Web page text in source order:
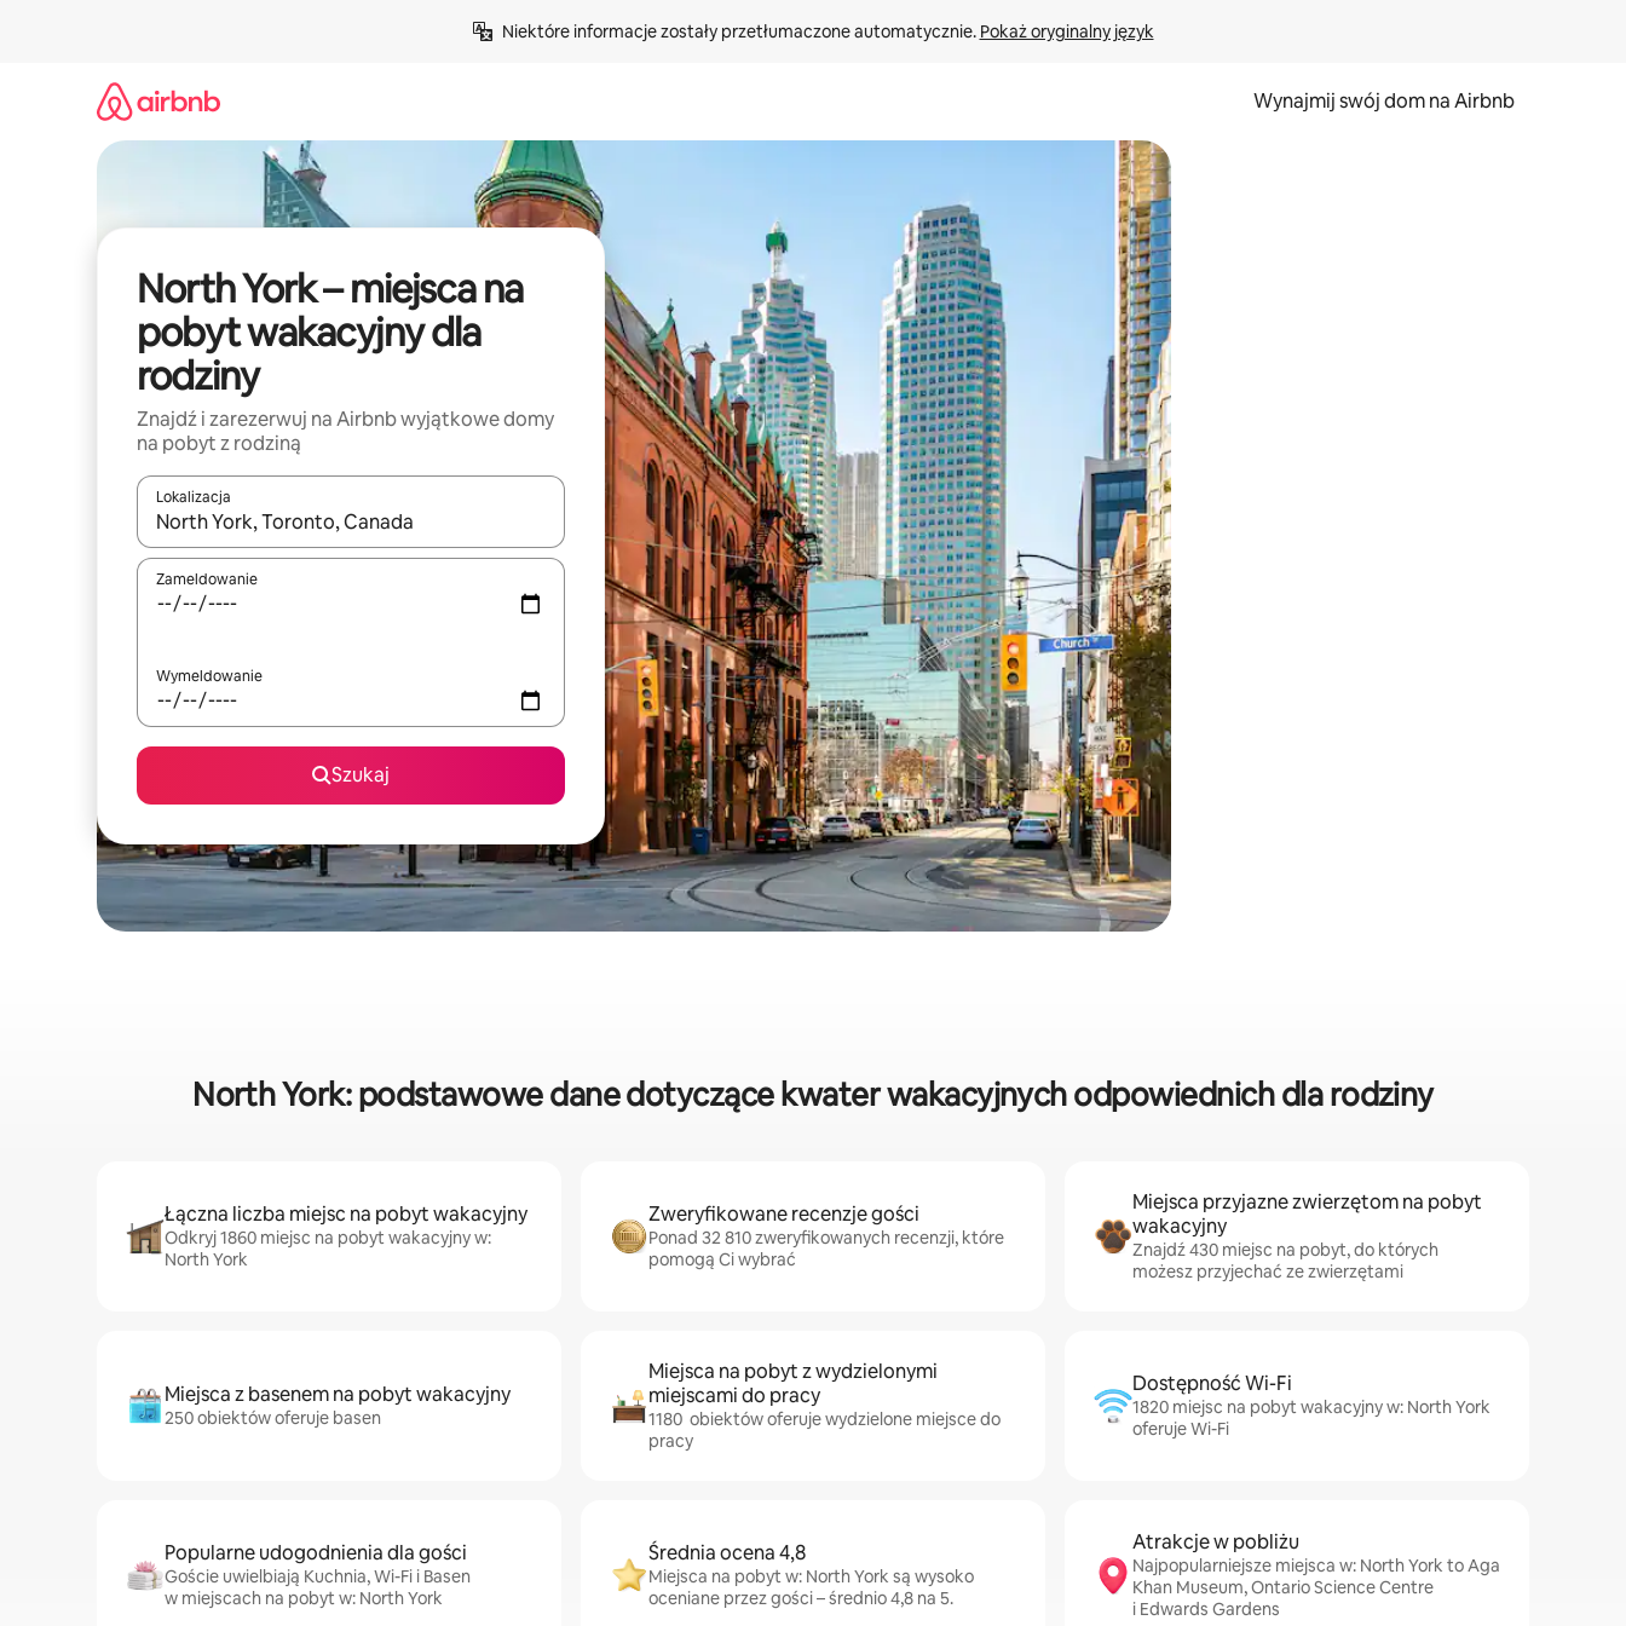
Niektóre informacje zostały przetłumaczone automatycznie. Pokaż oryginalny język
Wynajmij swój dom na Airbnb
North York – miejsca na
pobyt wakacyjny dla
rodziny
Znajdź i zarezerwuj na Airbnb wyjątkowe domy
na pobyt z rodziną
Lokalizacja
Gdy wyniki będą dostępne, możesz poruszać się po nich za pomocą klawiszy strzałek w górę i w dół lub przeglądać je za pomocą gestów dotykowych lub przesuwania.
Zameldowanie
Wymeldowanie
Szukaj
North York: podstawowe dane dotyczące kwater wakacyjnych odpowiednich dla rodziny
Łączna liczba miejsc na pobyt wakacyjny
Odkryj 1860 miejsc na pobyt wakacyjny w:
North York
Zweryfikowane recenzje gości
Ponad 32 810 zweryfikowanych recenzji, które
pomogą Ci wybrać
Miejsca przyjazne zwierzętom na pobyt
wakacyjny
Znajdź 430 miejsc na pobyt, do których
możesz przyjechać ze zwierzętami
Miejsca z basenem na pobyt wakacyjny
250 obiektów oferuje basen
Miejsca na pobyt z wydzielonymi
miejscami do pracy
1180 obiektów oferuje wydzielone miejsce do
pracy
Dostępność Wi-Fi
1820 miejsc na pobyt wakacyjny w: North York
oferuje Wi-Fi
Popularne udogodnienia dla gości
Goście uwielbiają Kuchnia, Wi-Fi i Basen
w miejscach na pobyt w: North York
Średnia ocena 4,8
Miejsca na pobyt w: North York są wysoko
oceniane przez gości – średnio 4,8 na 5.
Atrakcje w pobliżu
Najpopularniejsze miejsca w: North York to Aga
Khan Museum, Ontario Science Centre
i Edwards Gardens